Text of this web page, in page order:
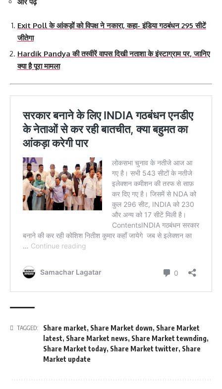
Exit Poll के आंकड़ों को विपक्ष ने नकारा, कहा- इंडिया गठबंधन 295 सीटें
जीतेगा
Hardik Pandya की तस्वीरें वापस दिखी नताशा के इंस्टाग्राम पर, जानिए
क्या है पूरा मामला
TAGGED: Share market, Share Market down, Share Market
latest, Share Market news, Share Market tewnding,
Share Market today, Share Market twitter, Share
Market update